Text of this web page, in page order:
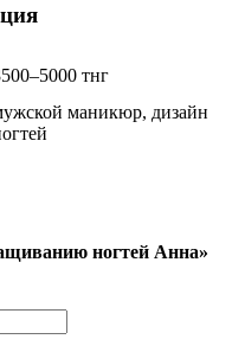
тнг
маникюр, дизайн
ногтей Анна»